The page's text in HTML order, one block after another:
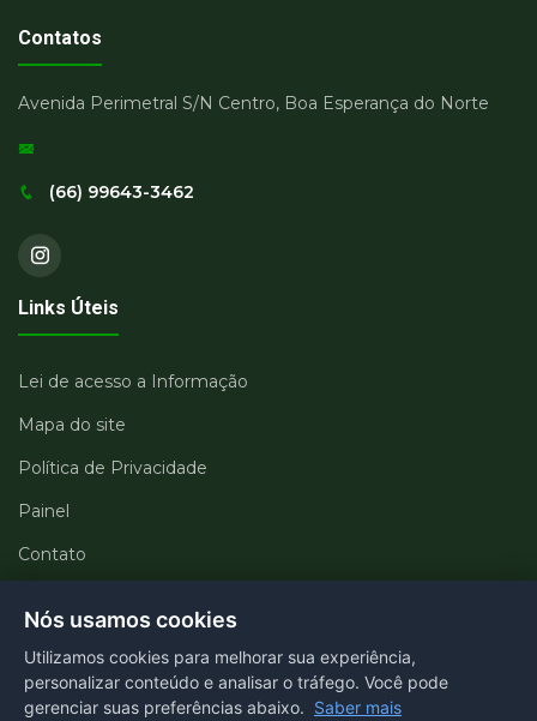
Contatos
Avenida Perimetral S/N Centro, Boa Esperança do Norte
(66) 99643-3462
Links Úteis
Lei de acesso a Informação
Mapa do site
Política de Privacidade
Painel
Contato
Departamentos
Portal transparência
Nós usamos cookies
Utilizamos cookies para melhorar sua experiência,
personalizar conteúdo e analisar o tráfego. Você pode
gerenciar suas preferências abaixo. Saber mais